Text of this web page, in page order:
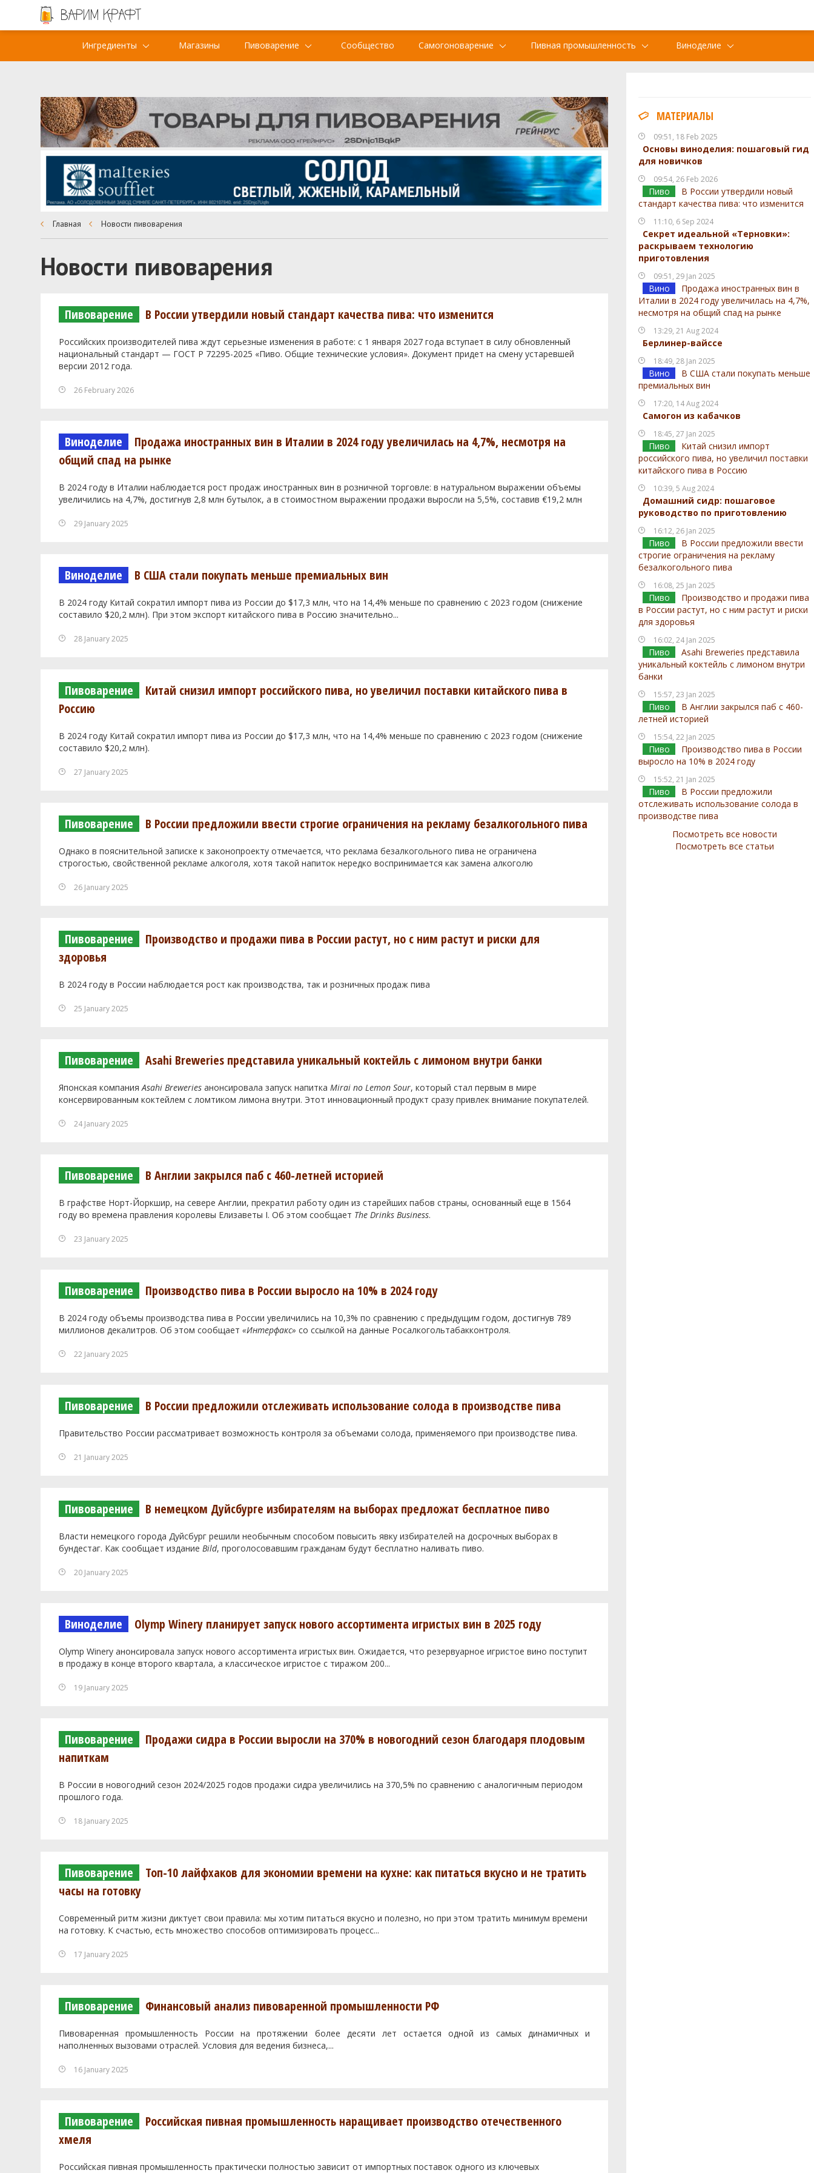
Ингредиенты Магазины Пивоварение Сообщество Самогоноварение Пивная промышленность Виноделие
МАТЕРИАЛЫ
09:51, 18 Feb 2025
Основы виноделия: пошаговый гид
для новичков
09:54, 26 Feb 2026
Пиво
В России утвердили новый
стандарт качества пива: что изменится
11:10, 6 Sep 2024
Секрет идеальной «Терновки»:
раскрываем технологию
приготовления
09:51, 29 Jan 2025
Вино
Продажа иностранных вин в
Италии в 2024 году увеличилась на 4,7%,
несмотря на общий спад на рынке
13:29, 21 Aug 2024
Берлинер-вайссе
18:49, 28 Jan 2025
Вино
В США стали покупать меньше
премиальных вин
17:20, 14 Aug 2024
Самогон из кабачков
18:45, 27 Jan 2025
Пиво
Китай снизил импорт
российского пива, но увеличил поставки
китайского пива в Россию
10:39, 5 Aug 2024
Домашний сидр: пошаговое
руководство по приготовлению
16:12, 26 Jan 2025
Пиво
В России предложили ввести
строгие ограничения на рекламу
безалкогольного пива
16:08, 25 Jan 2025
Пиво
Производство и продажи пива
в России растут, но с ним растут и риски
для здоровья
16:02, 24 Jan 2025
Пиво
Asahi Breweries представила
уникальный коктейль с лимоном внутри
банки
15:57, 23 Jan 2025
Пиво
В Англии закрылся паб с 460-
летней историей
15:54, 22 Jan 2025
Пиво
Производство пива в России
выросло на 10% в 2024 году
15:52, 21 Jan 2025
Пиво
В России предложили
отслеживать использование солода в
производстве пива
Посмотреть все новости
Посмотреть все статьи
Главная Новости пивоварения
Новости пивоварения
Пивоварение В России утвердили новый стандарт качества пива: что изменится
Российских производителей пива ждут серьезные изменения в работе: с 1 января 2027 года вступает в силу обновленный
национальный стандарт — ГОСТ Р 72295-2025 «Пиво. Общие технические условия». Документ придет на смену устаревшей
версии 2012 года.
26 February 2026
Виноделие
Продажа иностранных вин в Италии в 2024 году увеличилась на 4,7%, несмотря на
общий спад на рынке
В 2024 году в Италии наблюдается рост продаж иностранных вин в розничной торговле: в натуральном выражении объемы
увеличились на 4,7%, достигнув 2,8 млн бутылок, а в стоимостном выражении продажи выросли на 5,5%, составив €19,2 млн
29 January 2025
Виноделие В США стали покупать меньше премиальных вин
В 2024 году Китай сократил импорт пива из России до $17,3 млн, что на 14,4% меньше по сравнению с 2023 годом (снижение
составило $20,2 млн). При этом экспорт китайского пива в Россию значительно...
28 January 2025
Пивоварение
Китай снизил импорт российского пива, но увеличил поставки китайского пива в
Россию
В 2024 году Китай сократил импорт пива из России до $17,3 млн, что на 14,4% меньше по сравнению с 2023 годом (снижение
составило $20,2 млн).
27 January 2025
Пивоварение В России предложили ввести строгие ограничения на рекламу безалкогольного пива
Однако в пояснительной записке к законопроекту отмечается, что реклама безалкогольного пива не ограничена
строгостью, свойственной рекламе алкоголя, хотя такой напиток нередко воспринимается как замена алкоголю
26 January 2025
Пивоварение
Производство и продажи пива в России растут, но с ним растут и риски для
здоровья
В 2024 году в России наблюдается рост как производства, так и розничных продаж пива
25 January 2025
Пивоварение Asahi Breweries представила уникальный коктейль с лимоном внутри банки
Японская компания Asahi Breweries анонсировала запуск напитка Mirai no Lemon Sour, который стал первым в мире
консервированным коктейлем с ломтиком лимона внутри. Этот инновационный продукт сразу привлек внимание покупателей.
24 January 2025
Пивоварение В Англии закрылся паб с 460-летней историей
В графстве Норт-Йоркшир, на севере Англии, прекратил работу один из старейших пабов страны, основанный еще в 1564
году во времена правления королевы Елизаветы I. Об этом сообщает The Drinks Business.
23 January 2025
Пивоварение Производство пива в России выросло на 10% в 2024 году
В 2024 году объемы производства пива в России увеличились на 10,3% по сравнению с предыдущим годом, достигнув 789
миллионов декалитров. Об этом сообщает «Интерфакс» со ссылкой на данные Росалкогольтабакконтроля.
22 January 2025
Пивоварение В России предложили отслеживать использование солода в производстве пива
Правительство России рассматривает возможность контроля за объемами солода, применяемого при производстве пива.
21 January 2025
Пивоварение В немецком Дуйсбурге избирателям на выборах предложат бесплатное пиво
Власти немецкого города Дуйсбург решили необычным способом повысить явку избирателей на досрочных выборах в
бундестаг. Как сообщает издание Bild, проголосовавшим гражданам будут бесплатно наливать пиво.
20 January 2025
Виноделие Olymp Winery планирует запуск нового ассортимента игристых вин в 2025 году
Olymp Winery анонсировала запуск нового ассортимента игристых вин. Ожидается, что резервуарное игристое вино поступит
в продажу в конце второго квартала, а классическое игристое с тиражом 200...
19 January 2025
Пивоварение
Продажи сидра в России выросли на 370% в новогодний сезон благодаря плодовым
напиткам
В России в новогодний сезон 2024/2025 годов продажи сидра увеличились на 370,5% по сравнению с аналогичным периодом
прошлого года.
18 January 2025
Пивоварение
Топ-10 лайфхаков для экономии времени на кухне: как питаться вкусно и не тратить
часы на готовку
Современный ритм жизни диктует свои правила: мы хотим питаться вкусно и полезно, но при этом тратить минимум времени
на готовку. К счастью, есть множество способов оптимизировать процесс...
17 January 2025
Пивоварение Финансовый анализ пивоваренной промышленности РФ
Пивоваренная промышленность России на протяжении более десяти лет остается одной из самых динамичных и
наполненных вызовами отраслей. Условия для ведения бизнеса,...
16 January 2025
Пивоварение
Российская пивная промышленность наращивает производство отечественного
хмеля
Российская пивная промышленность практически полностью зависит от импортных поставок одного из ключевых